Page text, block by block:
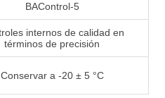
BAControl-5
internos de calidad en
términos de precisión
Conservar a -20 ± 5 °C